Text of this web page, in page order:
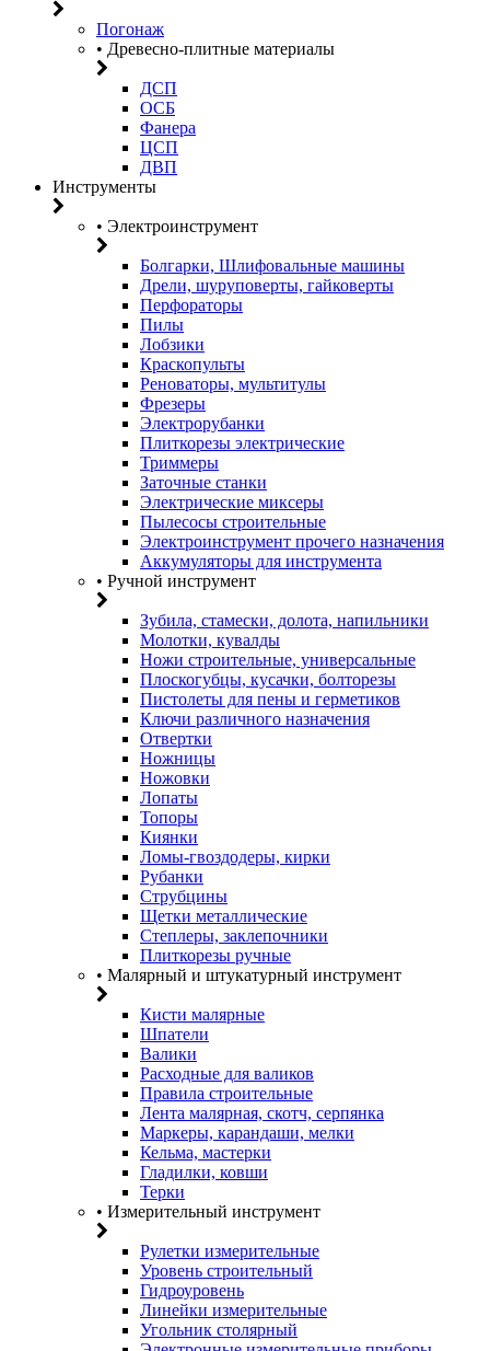
Погонаж
• Древесно-плитные материалы
ДСП
ОСБ
Фанера
ЦСП
ДВП
Инструменты
• Электроинструмент
Болгарки, Шлифовальные машины
Дрели, шуруповерты, гайковерты
Перфораторы
Пилы
Лобзики
Краскопульты
Реноваторы, мультитулы
Фрезеры
Электрорубанки
Плиткорезы электрические
Триммеры
Заточные станки
Электрические миксеры
Пылесосы строительные
Электроинструмент прочего назначения
Аккумуляторы для инструмента
• Ручной инструмент
Зубила, стамески, долота, напильники
Молотки, кувалды
Ножи строительные, универсальные
Плоскогубцы, кусачки, болторезы
Пистолеты для пены и герметиков
Ключи различного назначения
Отвертки
Ножницы
Ножовки
Лопаты
Топоры
Киянки
Ломы-гвоздодеры, кирки
Рубанки
Струбцины
Щетки металлические
Степлеры, заклепочники
Плиткорезы ручные
• Малярный и штукатурный инструмент
Кисти малярные
Шпатели
Валики
Расходные для валиков
Правила строительные
Лента малярная, скотч, серпянка
Маркеры, карандаши, мелки
Кельма, мастерки
Гладилки, ковши
Терки
• Измерительный инструмент
Рулетки измерительные
Уровень строительный
Гидроуровень
Линейки измерительные
Угольник столярный